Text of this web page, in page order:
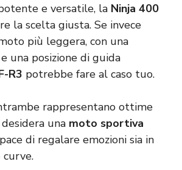
e versatile, la Ninja 400
la scelta giusta. Se invece
più leggera, con una
una posizione di guida
R3 potrebbe fare al caso tuo.
rappresentano ottime
una moto sportiva
di regalare emozioni sia in